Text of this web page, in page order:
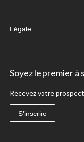
Légale
Soyez le premier à
Recevez votre
S'inscrire